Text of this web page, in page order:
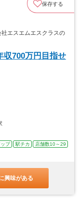
保存する
エスエムエスクラスの
収700万円目指せ
プ 駅チカ
店舗数10～29
興味がある